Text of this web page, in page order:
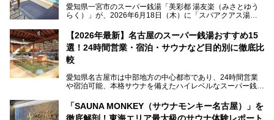
愛知県一宮市のスーパー銭湯「美彩都 湯友楽（みさとゆう
らく）」が、2026年6月18日（木）に「スパアクアス湯友
この地で30年にわたり愛され続けてきた施設だからこそ、
地元住民をはじめオープンを待ちわびている人も多いのでは
ないでしょうか。
老朽化した設備の補修を機に、2年前からじっくり構想を練
ってきたというだけあって、館内の充実度は想像以上。
以前の4倍に拡張したという露天エリアや10の浴槽、40人収
容の巨大なスタジアムサウナに、岩盤浴やリラクゼーション
までまるごと楽しめる施設に生まれ変わりました。
今回は、全面リニューアルして新しくなった「スパアクアス
【2026年最新】名古屋のスーパー銭湯おすすめ15
選！24時間営業・宿泊・サウナなど目的別に徹底比
較
愛知県名古屋市は中部地方の中心都市であり、24時間営業
や宿泊可能、本格サウナを備えたハイレベルなスーパー銭湯
そのため、「日々の仕事の疲れを心身ともにリセットした
「SAUNA MONKEY（サウナモンキー名古屋）」を
徹底解剖！東海エリア最大級のサウナ体験レポート